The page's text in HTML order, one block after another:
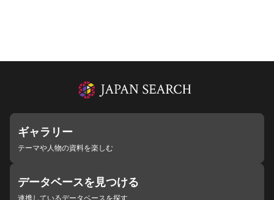
ギャラリー
テーマや人物の資料を楽しむ
データベースを見つける
連携しているデータベースを探す